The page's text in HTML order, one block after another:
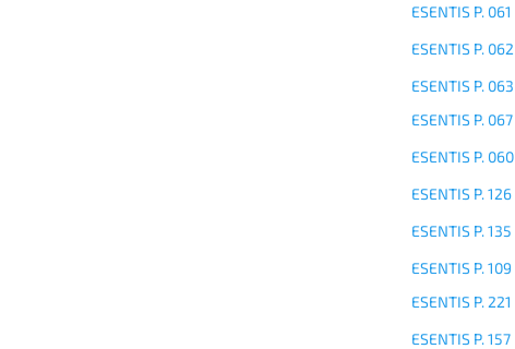
ESENTIS P. 061
ESENTIS P. 062
ESENTIS P. 063
ESENTIS P. 067
ESENTIS P. 060
ESENTIS P. 126
ESENTIS P. 135
ESENTIS P. 109
ESENTIS P. 221
ESENTIS P. 157